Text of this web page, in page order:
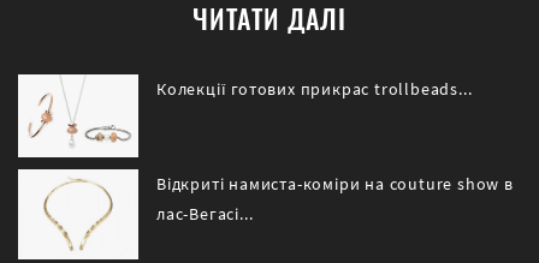
ЧИТАТИ ДАЛІ
Колекції готових прикрас trollbeads...
Відкриті намиста-коміри на couture show в
лас-Вегасі...